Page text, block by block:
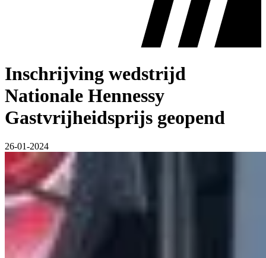
Inschrijving wedstrijd
Nationale Hennessy
Gastvrijheidsprijs geopend
26-01-2024